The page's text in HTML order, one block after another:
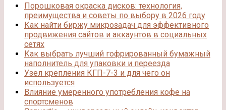
Порошковая окраска дисков: технология,
преимущества и советы по выбору в 2026 году
Как найти биржу микрозадач для эффективного
продвижения сайтов и аккаунтов в социальных
сетях
Как выбрать лучший гофрированный бумажный
наполнитель для упаковки и переезда
Узел крепления КГП-7-3 и для чего он
используется
Влияние умеренного употребления кофе на
спортсменов